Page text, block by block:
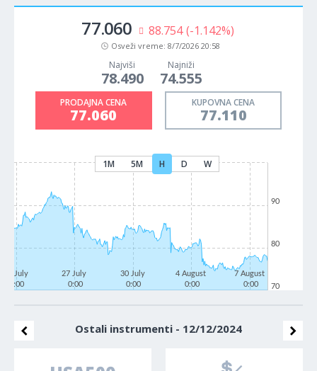
77.060 88.754 (-1.142%)
Osveži vreme: 8/7/2026 20:58
Najviši
78.490
Najniži
74.555
PRODAJNA CENA
77.060
KUPOVNA CENA
77.110
1M 5M H D W
22 July
0:00
27 July
0:00
30 July
0:00
4 August
0:00
7 August
0:00
70
80
90
Ostali instrumenti - 12/12/2024